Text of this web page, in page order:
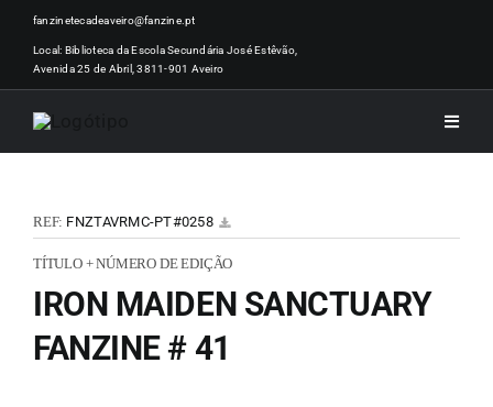
Skip
content
fanzinetecadeaveiro@fanzine.pt
Local: Biblioteca da Escola Secundária José Estêvão,
Avenida 25 de Abril, 3811-901 Aveiro
Toggle
REF: FNZTAVRMC-PT#0258
TÍTULO + NÚMERO DE EDIÇÃO
IRON MAIDEN SANCTUARY
FANZINE # 41